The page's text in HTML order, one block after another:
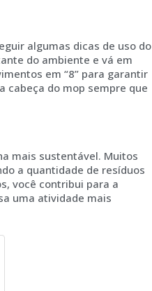
algumas dicas de uso do
do ambiente e vá em
em “8” para garantir
cabeça do mop sempre que
mais sustentável. Muitos
a quantidade de resíduos
você contribui para a
uma atividade mais